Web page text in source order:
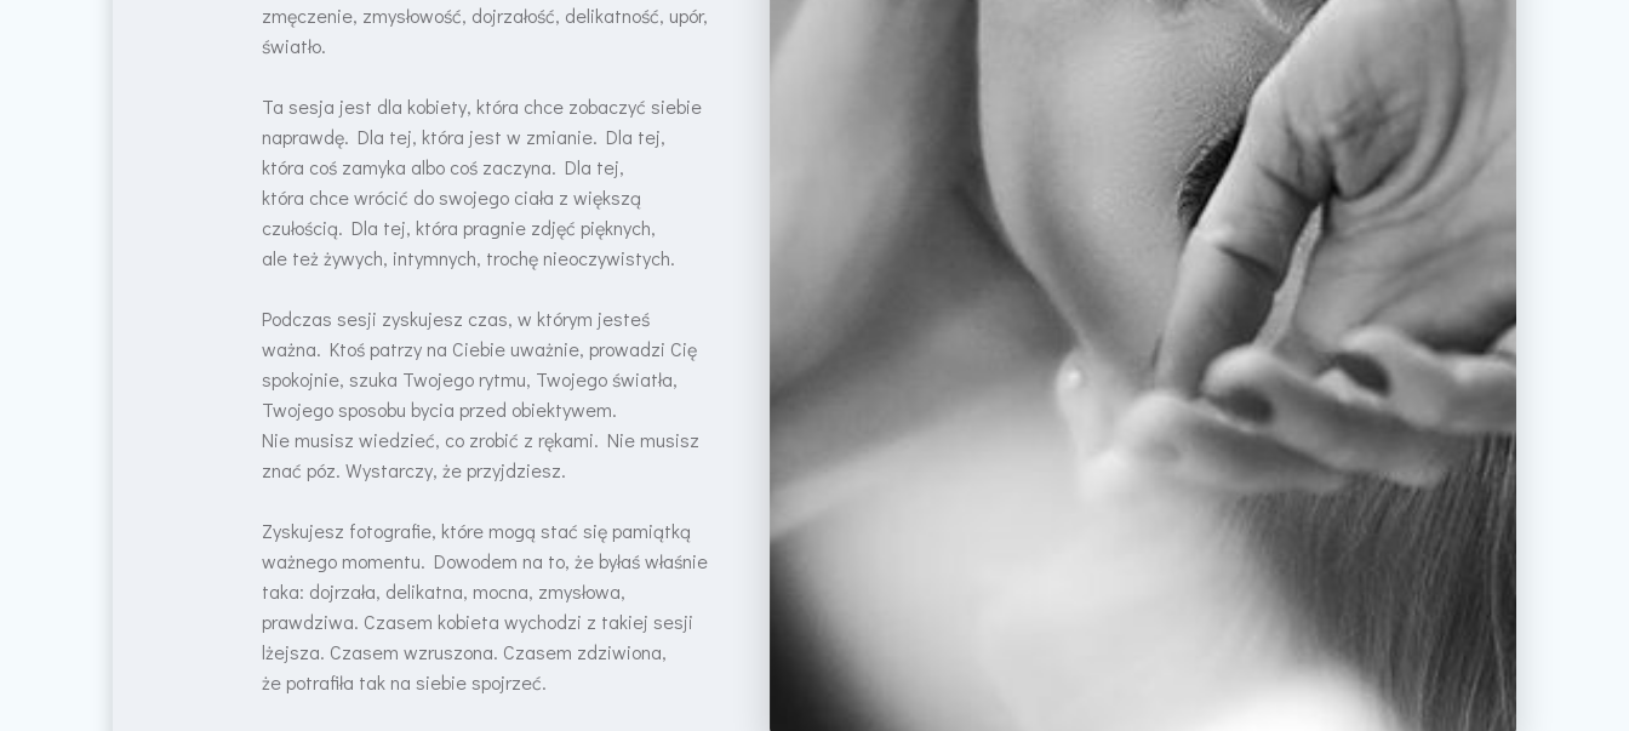
zmęczenie, zmysłowość, dojrzałość, delikatność, upór,
światło.
Ta sesja jest dla kobiety, która chce zobaczyć siebie
naprawdę. Dla tej, która jest w zmianie. Dla tej,
która coś zamyka albo coś zaczyna. Dla tej,
która chce wrócić do swojego ciała z większą
czułością. Dla tej, która pragnie zdjęć pięknych,
ale też żywych, intymnych, trochę nieoczywistych.
Podczas sesji zyskujesz czas, w którym jesteś
ważna. Ktoś patrzy na Ciebie uważnie, prowadzi Cię
spokojnie, szuka Twojego rytmu, Twojego światła,
Twojego sposobu bycia przed obiektywem.
Nie musisz wiedzieć, co zrobić z rękami. Nie musisz
znać póz. Wystarczy, że przyjdziesz.
Zyskujesz fotografie, które mogą stać się pamiątką
ważnego momentu. Dowodem na to, że byłaś właśnie
taka: dojrzała, delikatna, mocna, zmysłowa,
prawdziwa. Czasem kobieta wychodzi z takiej sesji
lżejsza. Czasem wzruszona. Czasem zdziwiona,
że potrafiła tak na siebie spojrzeć.